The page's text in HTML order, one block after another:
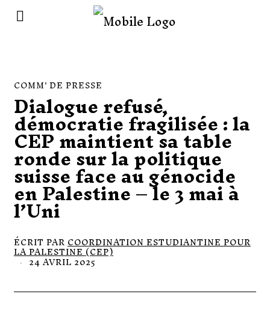
COMM' DE PRESSE
Dialogue refusé,
démocratie fragilisée : la
CEP maintient sa table
ronde sur la politique
suisse face au génocide
en Palestine – le 3 mai à
l’Uni
ÉCRIT PARCOORDINATION ESTUDIANTINE POUR
LA PALESTINE (CEP)
24 AVRIL 20252
V